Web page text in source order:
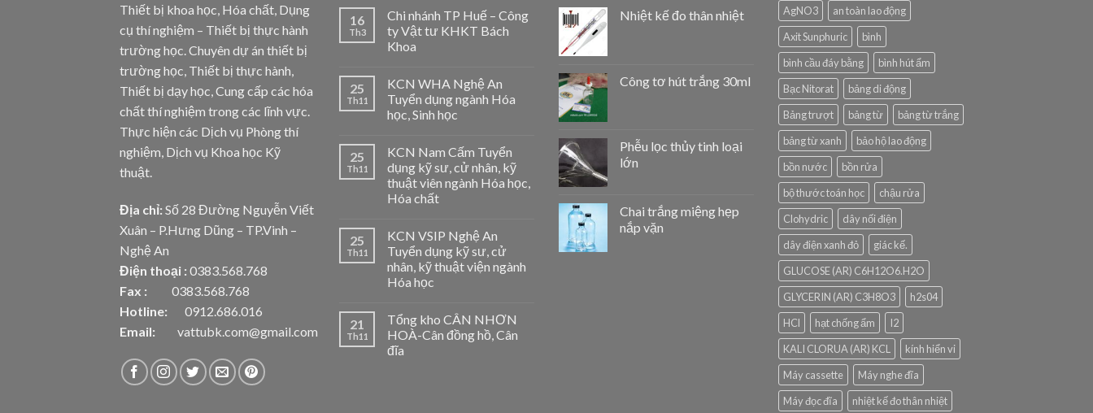
Thiết bị khoa học, Hóa chất, Dụng
cụ thí nghiệm – Thiết bị thực hành
trường học. Chuyên dự án thiết bị
trường học, Thiết bị thực hành,
Thiết bị dạy học, Cung cấp các hóa
chất thí nghiệm trong các lĩnh vực.
Thực hiện các Dịch vụ Phòng thí
nghiệm, Dịch vụ Khoa học Kỹ
thuật.
Địa chỉ: Số 28 Đường Nguyễn Viết
Xuân – P.Hưng Dũng – TP.Vinh –
Nghệ An
Điện thoại : 0383.568.768
Fax : 0383.568.768
Hotline: 0912.686.016
Email:
vattubk.com@gmail.com
16
Th3
Chi nhánh TP Huế – Công
ty Vật tư KHKT Bách
Khoa
25
Th11
KCN WHA Nghệ An
Tuyển dụng ngành Hóa
học, Sinh học
25
Th11
KCN Nam Cấm Tuyển
dụng kỹ sư, cử nhân, kỹ
thuật viên ngành Hóa học,
Hóa chất
25
Th11
KCN VSIP Nghệ An
Tuyển dụng kỹ sư, cử
nhân, kỹ thuật viện ngành
Hóa học
21
Th11
Tổng kho CÂN NHƠN
HOÀ-Cân đồng hồ, Cân
đĩa
Nhiệt kế đo thân nhiệt
Công tơ hút trắng 30ml
Phễu lọc thủy tinh loại
lớn
Chai trắng miệng hẹp
nắp vặn
AgNO3
an toàn lao động
Axit Sunphuric
bình
bình cầu đáy bằng
bình hút ẩm
Bạc Nitorat
bảng di động
Bảng trượt
bảng từ
bảng từ trắng
bảng từ xanh
bảo hộ lao động
bồn nước
bồn rửa
bộ thước toán học
chậu rửa
Clohydric
dây nối điện
dây điện xanh đỏ
giác kế.
GLUCOSE (AR) C6H12O6.H2O
GLYCERIN (AR) C3H8O3
h2s04
HCl
hạt chống ẩm
I2
KALI CLORUA (AR) KCL
kính hiển vi
Máy cassette
Máy nghe đĩa
Máy đọc đĩa
nhiệt kế đo thân nhiệt